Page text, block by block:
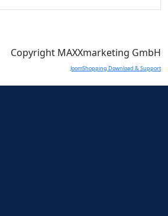
Copyright MAXXmarketing GmbH
JoomShopping Download & Support